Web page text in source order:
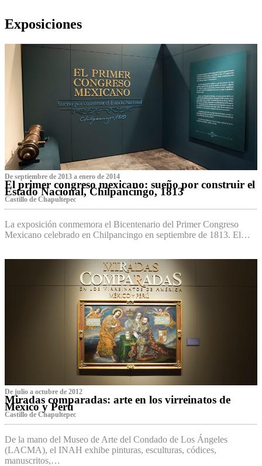
Exposiciones
De septiembre de 2013 a enero de 2014
El primer congreso mexicano: sueño por construir el
Estado Nacional, Chilpancingo, 1813
Castillo de Chapultepec
La exposición conmemora el Bicentenario del Primer Congreso
Mexicano celebrado en Chilpancingo en septiembre de 1813. El…
De julio a octubre de 2012
Miradas comparadas: arte en los virreinatos de
México y Perú
Castillo de Chapultepec
De la mano del Museo de Arte del Condado de Los Ángeles
(LACMA), el INAH exhibe pinturas, esculturas, códices,
manuscritos,…